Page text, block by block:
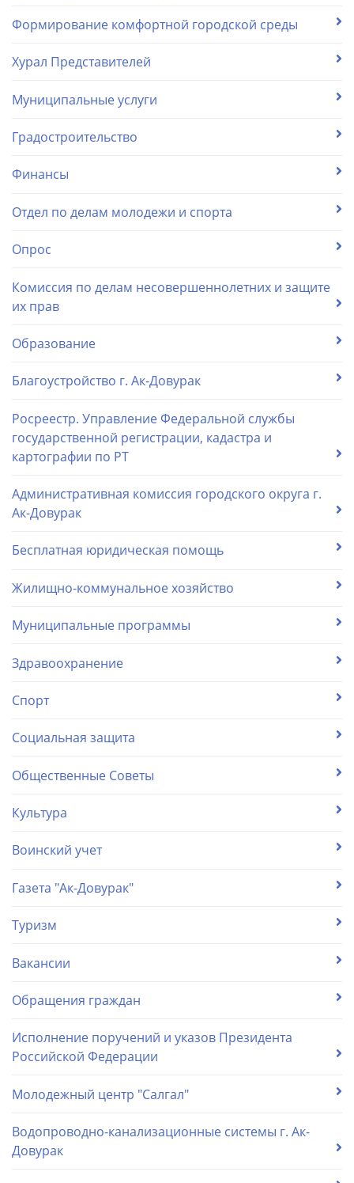
Формирование комфортной городской среды
Хурал Представителей
Муниципальные услуги
Градостроительство
Финансы
Отдел по делам молодежи и спорта
Опрос
Комиссия по делам несовершеннолетних и защите
их прав
Образование
Благоустройство г. Ак-Довурак
Росреестр. Управление Федеральной службы
государственной регистрации, кадастра и
картографии по РТ
Административная комиссия городского округа г.
Ак-Довурак
Бесплатная юридическая помощь
Жилищно-коммунальное хозяйство
Муниципальные программы
Здравоохранение
Спорт
Социальная защита
Общественные Советы
Культура
Воинский учет
Газета "Ак-Довурак"
Туризм
Вакансии
Обращения граждан
Исполнение поручений и указов Президента
Российской Федерации
Молодежный центр "Салгал"
Водопроводно-канализационные системы г. Ак-
Довурак